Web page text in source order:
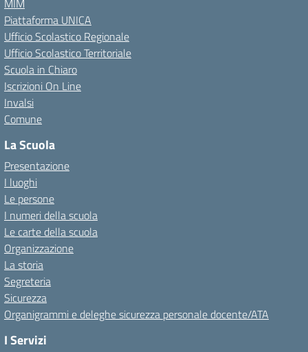
MIM
Piattaforma UNICA
Ufficio Scolastico Regionale
Ufficio Scolastico Territoriale
Scuola in Chiaro
Iscrizioni On Line
Invalsi
Comune
La Scuola
Presentazione
I luoghi
Le persone
I numeri della scuola
Le carte della scuola
Organizzazione
La storia
Segreteria
Sicurezza
Organigrammi e deleghe sicurezza personale docente/ATA
I Servizi